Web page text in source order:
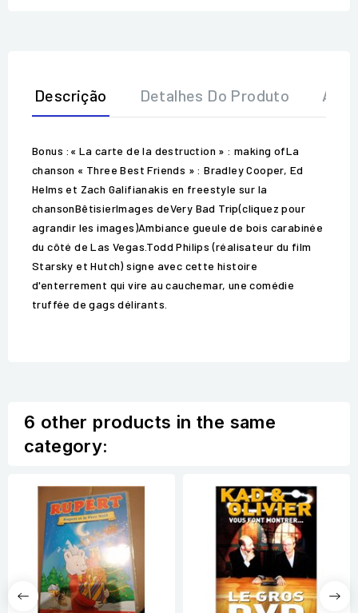
Descrição Detalhes Do Produto
Bonus :« La carte de la destruction » : making ofLa
chanson « Three Best Friends » : Bradley Cooper, Ed
Helms et Zach Galifianakis en freestyle sur la
chansonBêtisierImages deVery Bad Trip(cliquez pour
agrandir les images)Ambiance gueule de bois carabinée
du côté de Las Vegas.Todd Philips (réalisateur du film
Starsky et Hutch) signe avec cette histoire
d'enterrement qui vire au cauchemar, une comédie
truffée de gags délirants.
6 other products in the same
category: